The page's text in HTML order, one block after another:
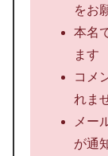
をお
本名
ます
コメ
れま
メー
が通